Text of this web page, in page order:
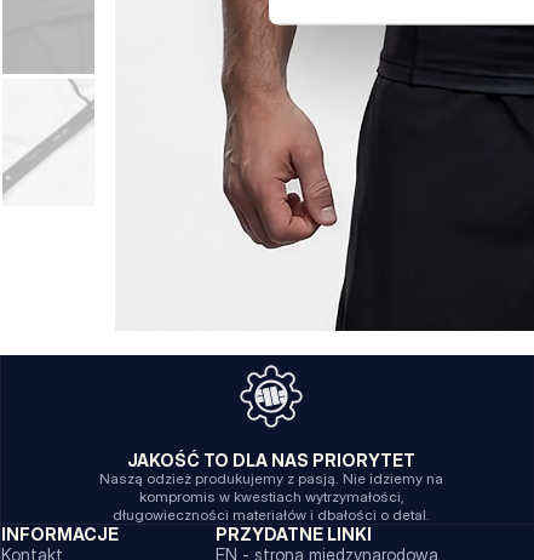
JAKOŚĆ TO DLA NAS PRIORYTET
Naszą odzież produkujemy z pasją. Nie idziemy na
kompromis w kwestiach wytrzymałości,
długowieczności materiałów i dbałości o detal.
INFORMACJE
Kontakt
PRZYDATNE LINKI
EN - strona międzynarodowa